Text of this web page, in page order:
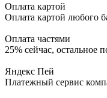
Оплата картой
Оплата картой любого
Оплата частями
25% сейчас, остальное
Яндекс Пей
Платежный сервис